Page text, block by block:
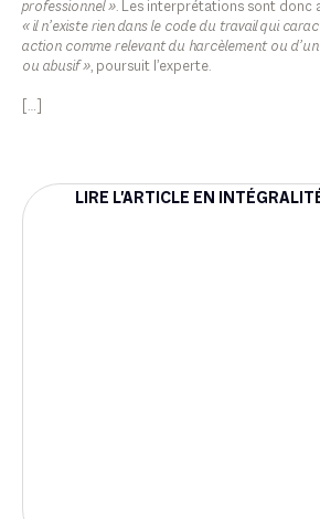
professionnel ». Les interprétations sont donc
« il n’existe rien dans le code du travail qui
action comme relevant du harcèlement ou
ou abusif », poursuit l’experte.
[…]
LIRE L'ARTICLE EN